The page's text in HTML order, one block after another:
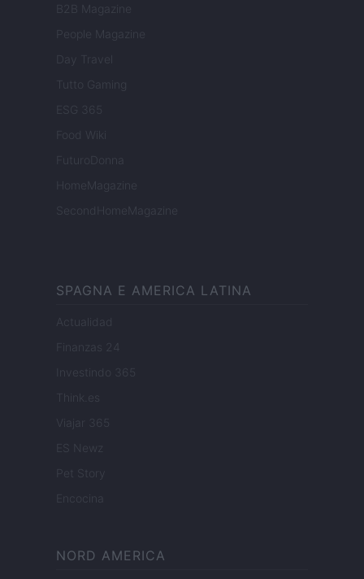
B2B Magazine
People Magazine
Day Travel
Tutto Gaming
ESG 365
Food Wiki
FuturoDonna
HomeMagazine
SecondHomeMagazine
SPAGNA E AMERICA LATINA
Actualidad
Finanzas 24
Investindo 365
Think.es
Viajar 365
ES Newz
Encocina
NORD AMERICA